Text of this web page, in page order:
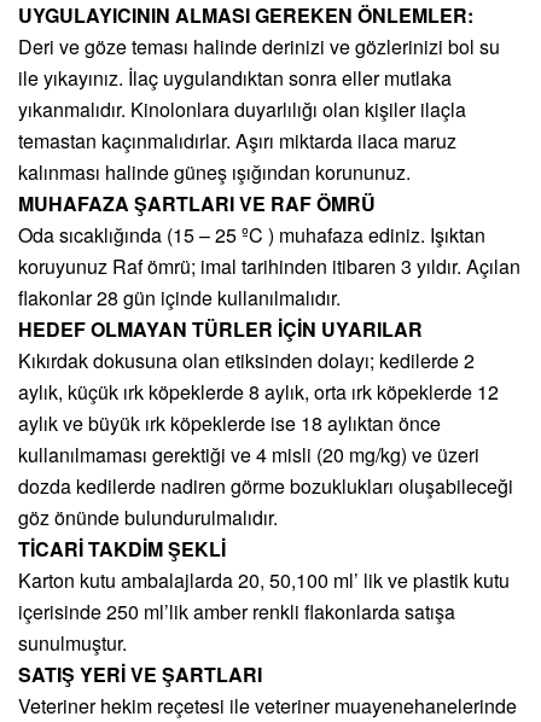
UYGULAYICININ ALMASI GEREKEN ÖNLEMLER:
Deri ve göze teması halinde derinizi ve gözlerinizi bol su
ile yıkayınız. İlaç uygulandıktan sonra eller mutlaka
yıkanmalıdır. Kinolonlara duyarlılığı olan kişiler ilaçla
temastan kaçınmalıdırlar. Aşırı miktarda ilaca maruz
kalınması halinde güneş ışığından korununuz.
MUHAFAZA ŞARTLARI VE RAF ÖMRÜ
Oda sıcaklığında (15 – 25 ºC ) muhafaza ediniz. Işıktan
koruyunuz Raf ömrü; imal tarihinden itibaren 3 yıldır. Açılan
flakonlar 28 gün içinde kullanılmalıdır.
HEDEF OLMAYAN TÜRLER İÇİN UYARILAR
Kıkırdak dokusuna olan etiksinden dolayı; kedilerde 2
aylık, küçük ırk köpeklerde 8 aylık, orta ırk köpeklerde 12
aylık ve büyük ırk köpeklerde ise 18 aylıktan önce
kullanılmaması gerektiği ve 4 misli (20 mg/kg) ve üzeri
dozda kedilerde nadiren görme bozuklukları oluşabileceği
göz önünde bulundurulmalıdır.
TİCARİ TAKDİM ŞEKLİ
Karton kutu ambalajlarda 20, 50,100 ml’ lik ve plastik kutu
içerisinde 250 ml’lik amber renkli flakonlarda satışa
sunulmuştur.
SATIŞ YERİ VE ŞARTLARI
Veteriner hekim reçetesi ile veteriner muayenehanelerinde